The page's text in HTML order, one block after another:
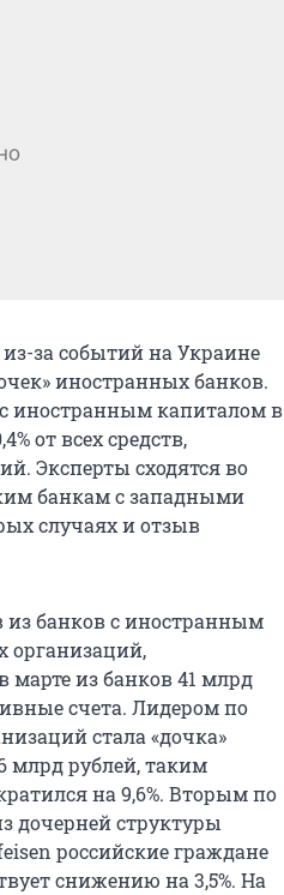
за событий на Украине
иностранных банков.
иностранным капиталом в
от всех средств,
Эксперты сходятся во
банкам с западными
случаях и отзыв
из банков с иностранным
организаций,
из банков 41 млрд
счета. Лидером по
стала «дочка»
млрд рублей, таким
на 9,6%. Вторым по
дочерней структуры
российские граждане
снижению на 3,5%. На